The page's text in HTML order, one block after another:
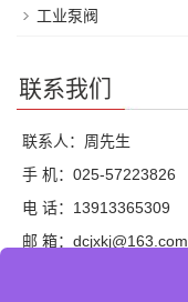
工业泵阀
联系我们
联系人：周先生
手 机：025-57223826
电 话：13913365309
邮 箱：dcjxkj@163.com